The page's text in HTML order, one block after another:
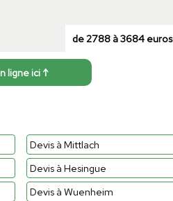
de 2788 à 3684 euros
ligne ici ↑
Devis à Mittlach
Devis à Hesingue
Devis à Wuenheim